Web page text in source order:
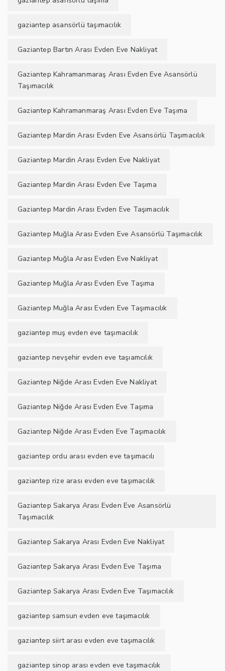
gaziantep asansörlü taşımacılık
Gaziantep Bartın Arası Evden Eve Nakliyat
Gaziantep Kahramanmaraş Arası Evden Eve Asansörlü
Taşımacılık
Gaziantep Kahramanmaraş Arası Evden Eve Taşıma
Gaziantep Mardin Arası Evden Eve Asansörlü Taşımacılık
Gaziantep Mardin Arası Evden Eve Nakliyat
Gaziantep Mardin Arası Evden Eve Taşıma
Gaziantep Mardin Arası Evden Eve Taşımacılık
Gaziantep Muğla Arası Evden Eve Asansörlü Taşımacılık
Gaziantep Muğla Arası Evden Eve Nakliyat
Gaziantep Muğla Arası Evden Eve Taşıma
Gaziantep Muğla Arası Evden Eve Taşımacılık
gaziantep muş evden eve taşımacılık
gaziantep nevşehir evden eve taşıamcılık
Gaziantep Niğde Arası Evden Eve Nakliyat
Gaziantep Niğde Arası Evden Eve Taşıma
Gaziantep Niğde Arası Evden Eve Taşımacılık
gaziantep ordu arası evden eve taşımacılı
gaziantep rize arası evden eve taşımacılık
Gaziantep Sakarya Arası Evden Eve Asansörlü
Taşımacılık
Gaziantep Sakarya Arası Evden Eve Nakliyat
Gaziantep Sakarya Arası Evden Eve Taşıma
Gaziantep Sakarya Arası Evden Eve Taşımacılık
gaziantep samsun evden eve taşımacılık
gaziantep siirt arası evden eve taşımacılık
gaziantep sinop arası evden eve taşımacılık